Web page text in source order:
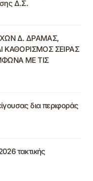
Δ.Σ.
Δ. ΔΡΑΜΑΣ,
ΚΑΘΟΡΙΣΜΟΣ ΣΕΙΡΑΣ
ΜΕ ΤΙΣ
δια περιφοράς
τακτικής